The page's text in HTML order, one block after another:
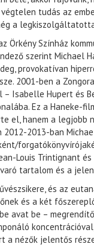
tudás az
a
Örkény Színház
szerint Michael
provokatívan
2001-ben a
– Isabelle Hupert és
Ez a Haneke-
el, hanem a legjobb
2013-ban
Louis Trintignant
tartalom és a
és az
és a két
avat be –
a nézők jelentős